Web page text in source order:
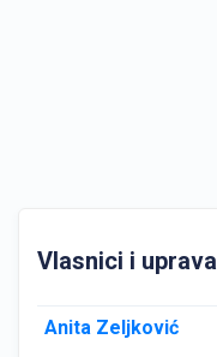
Vlasnici i uprava
Anita Zeljković